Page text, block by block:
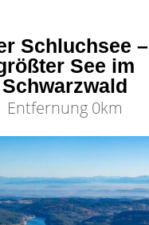
Schluchsee –
See im
Schwarzwald
Entfernung 0km